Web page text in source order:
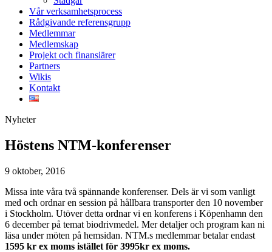
Vår verksamhetsprocess
Rådgivande referensgrupp
Medlemmar
Medlemskap
Projekt och finansiärer
Partners
Wikis
Kontakt
Nyheter
Höstens NTM-konferenser
9 oktober, 2016
Missa inte våra två spännande konferenser. Dels är vi som vanligt
med och ordnar en session på hållbara transporter den 10 november
i Stockholm. Utöver detta ordnar vi en konferens i Köpenhamn den
6 december på temat biodrivmedel. Mer detaljer och program kan ni
läsa under möten på hemsidan. NTM.s medlemmar betalar endast
1595 kr ex moms istället för 3995kr ex moms.